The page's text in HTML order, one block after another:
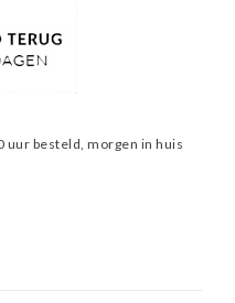
uur besteld, morgen in huis